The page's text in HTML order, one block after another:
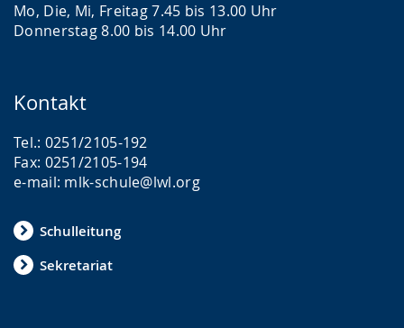
Mo, Die, Mi, Freitag 7.45 bis 13.00 Uhr
Donnerstag 8.00 bis 14.00 Uhr
Kontakt
Tel.: 0251/2105-192
Fax: 0251/2105-194
e-mail: mlk-schule@lwl.org
Schulleitung
Sekretariat